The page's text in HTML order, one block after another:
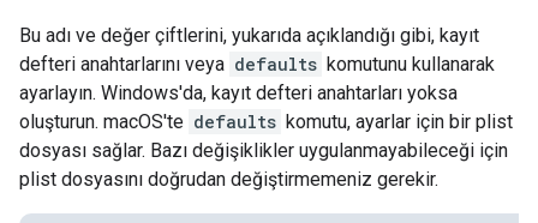
Bu adı ve değer çiftlerini, yukarıda açıklandığı gibi, kayıt
defteri anahtarlarını veya defaults komutunu kullanarak
ayarlayın. Windows'da, kayıt defteri anahtarları yoksa
oluşturun. macOS'te defaults komutu, ayarlar için bir plist
dosyası sağlar. Bazı değişiklikler uygulanmayabileceği için
plist dosyasını doğrudan değiştirmemeniz gerekir.